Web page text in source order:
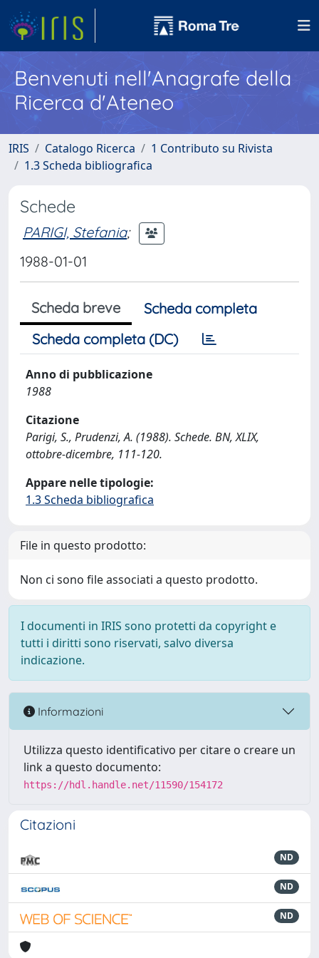
Benvenuti nell'Anagrafe della
Ricerca d'Ateneo
IRIS Catalogo Ricerca
1 Contributo su Rivista
1.3 Scheda bibliografica
Schede
PARIGI, Stefania;
1988-01-01
Scheda breve
Scheda completa
Scheda completa (DC)
Anno di pubblicazione
1988
Citazione
Parigi, S., Prudenzi, A. (1988). Schede. BN, XLIX,
ottobre-dicembre, 111-120.
Appare nelle tipologie:
1.3 Scheda bibliografica
File in questo prodotto:
Non ci sono file associati a questo prodotto.
I documenti in IRIS sono protetti da copyright e
tutti i diritti sono riservati, salvo diversa
indicazione.
Informazioni
Utilizza questo identificativo per citare o creare un
link a questo documento:
https://hdl.handle.net/11590/154172
Citazioni
ND
ND
ND